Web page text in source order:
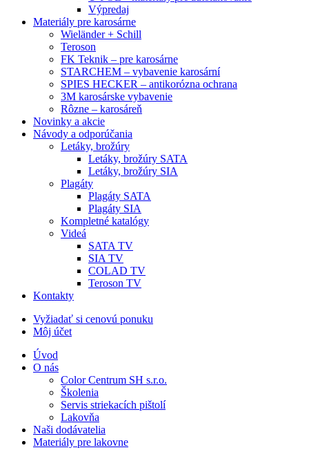
Výpredaj
Materiály pre karosárne
Wieländer + Schill
Teroson
FK Teknik – pre karosárne
STARCHEM – vybavenie karosární
SPIES HECKER – antikorózna ochrana
3M karosárske vybavenie
Rôzne – karosáreň
Novinky a akcie
Návody a odporúčania
Letáky, brožúry
Letáky, brožúry SATA
Letáky, brožúry SIA
Plagáty
Plagáty SATA
Plagáty SIA
Kompletné katalógy
Videá
SATA TV
SIA TV
COLAD TV
Teroson TV
Kontakty
Vyžiadať si cenovú ponuku
Môj účet
Úvod
O nás
Color Centrum SH s.r.o.
Školenia
Servis striekacích pištolí
Lakovňa
Naši dodávatelia
Materiály pre lakovne